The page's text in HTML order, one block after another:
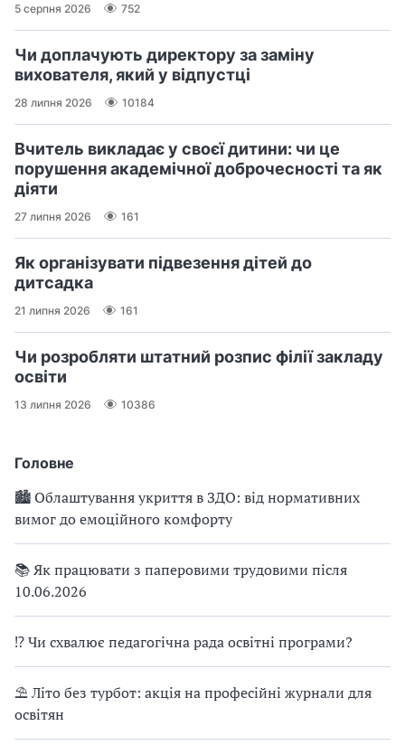
Головне
🏙 Облаштування укриття в ЗДО: від нормативних
вимог до емоційного комфорту
📚 Як працювати з паперовими трудовими після
10.06.2026
⁉ Чи схвалює педагогічна рада освітні програми?
⛱ Літо без турбот: акція на професійні журнали для
освітян
5 серпня 2026 752
Чи доплачують директору за заміну
вихователя, який у відпустці
28 липня 2026 10184
Вчитель викладає у своєї дитини: чи це
порушення академічної доброчесності та як
діяти
27 липня 2026 161
Як організувати підвезення дітей до
дитсадка
21 липня 2026 161
Чи розробляти штатний розпис філії закладу
освіти
13 липня 2026 10386